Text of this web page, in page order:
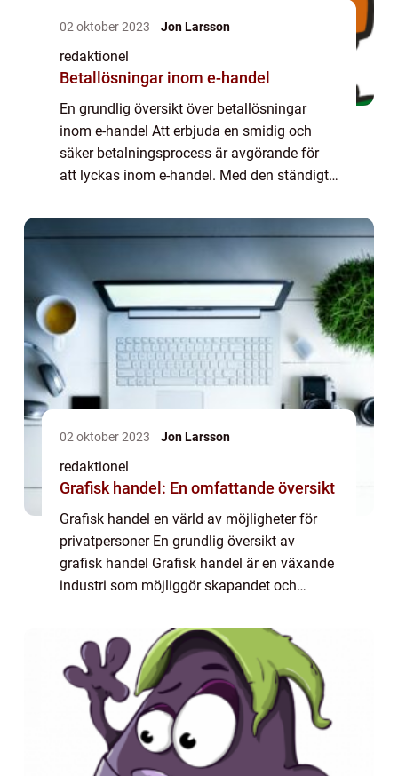
02 oktober 2023 Jon Larsson
redaktionel
Betallösningar inom e-handel
En grundlig översikt över betallösningar
inom e-handel Att erbjuda en smidig och
säker betalningsprocess är avgörande för
att lyckas inom e-handel. Med den ständigt
betallösningar inom e-handel spelat en ce...
02 oktober 2023 Jon Larsson
redaktionel
Grafisk handel: En omfattande översikt
Grafisk handel en värld av möjligheter för
privatpersoner En grundlig översikt av
grafisk handel Grafisk handel är en växande
industri som möjliggör skapandet och
Genom innovativa plattformar och
teknologie...